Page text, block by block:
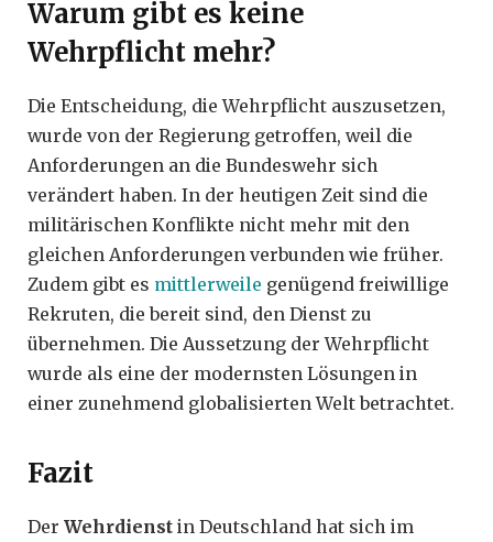
Warum gibt es keine
Wehrpflicht mehr?
Die Entscheidung, die Wehrpflicht auszusetzen,
wurde von der Regierung getroffen, weil die
Anforderungen an die Bundeswehr sich
verändert haben. In der heutigen Zeit sind die
militärischen Konflikte nicht mehr mit den
gleichen Anforderungen verbunden wie früher.
Zudem gibt es mittlerweile genügend freiwillige
Rekruten, die bereit sind, den Dienst zu
übernehmen. Die Aussetzung der Wehrpflicht
wurde als eine der modernsten Lösungen in
einer zunehmend globalisierten Welt betrachtet.
Fazit
Der Wehrdienst in Deutschland hat sich im